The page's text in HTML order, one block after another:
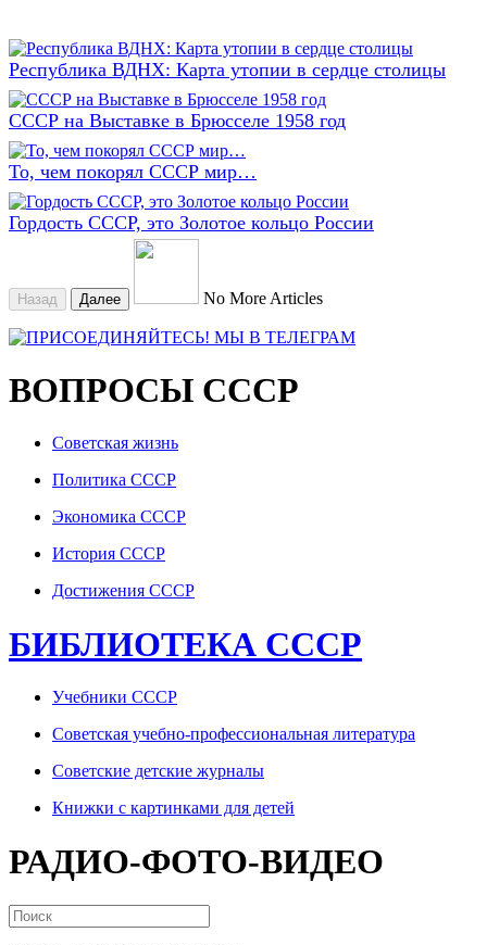
Республика ВДНХ: Карта утопии в сердце столицы
СССР на Выставке в Брюсселе 1958 год
То, чем покорял СССР мир…
Гордость СССР, это Золотое кольцо России
Назад Далее No More Articles
ВОПРОСЫ СССР
Советская жизнь
Политика СССР
Экономика СССР
История СССР
Достижения СССР
БИБЛИОТЕКА СССР
Учебники СССР
Советская учебно-профессиональная литература
Советские детские журналы
Книжки с картинками для детей
РАДИО-ФОТО-ВИДЕО